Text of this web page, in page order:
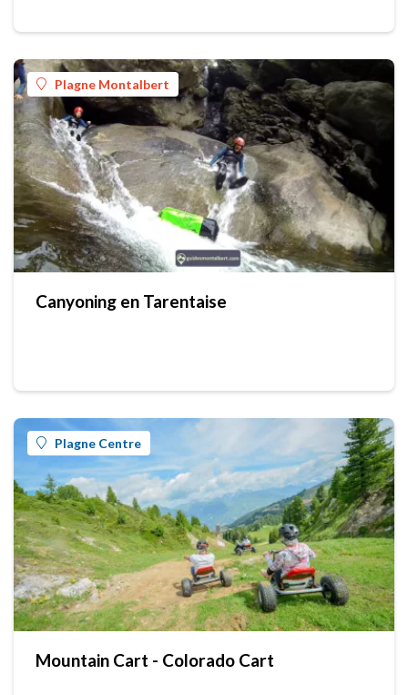
Plagne Montalbert
Canyoning en Tarentaise
Plagne Centre
Mountain Cart - Colorado Cart